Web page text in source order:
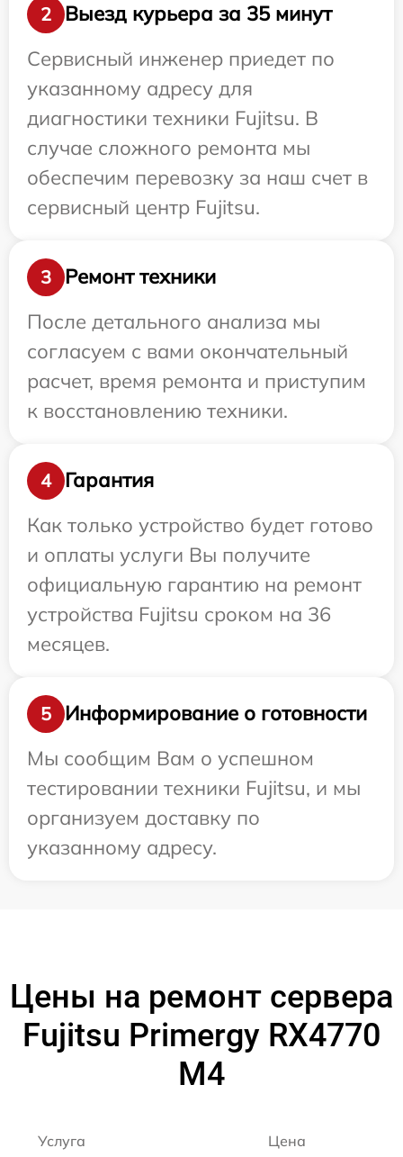
2
Выезд курьера за 35 минут
Сервисный инженер приедет по
указанному адресу для
диагностики техники Fujitsu. В
случае сложного ремонта мы
обеспечим перевозку за наш счет в
сервисный центр Fujitsu.
3
Ремонт техники
После детального анализа мы
согласуем с вами окончательный
расчет, время ремонта и приступим
к восстановлению техники.
4
Гарантия
Как только устройство будет готово
и оплаты услуги Вы получите
официальную гарантию на ремонт
устройства Fujitsu сроком на 36
месяцев.
5
Информирование о готовности
Мы сообщим Вам о успешном
тестировании техники Fujitsu, и мы
организуем доставку по
указанному адресу.
Цены на ремонт сервера
Fujitsu Primergy RX4770
M4
Услуга Цена